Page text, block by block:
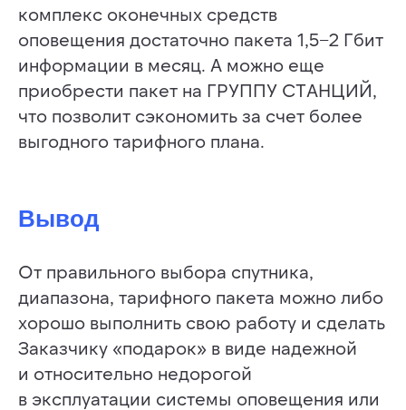
комплекс оконечных средств
оповещения достаточно пакета 1,5−2 Гбит
информации в месяц. А можно еще
приобрести пакет на ГРУППУ СТАНЦИЙ,
что позволит сэкономить за счет более
выгодного тарифного плана.
Вывод
От правильного выбора спутника,
диапазона, тарифного пакета можно либо
хорошо выполнить свою работу и сделать
Заказчику «подарок» в виде надежной
и относительно недорогой
в эксплуатации системы оповещения или